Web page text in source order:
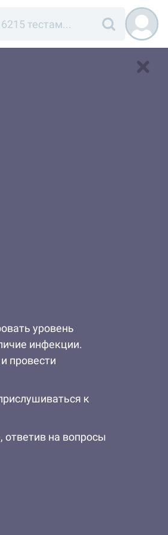
уровень
инфекции.
провести
к
ответив на вопросы